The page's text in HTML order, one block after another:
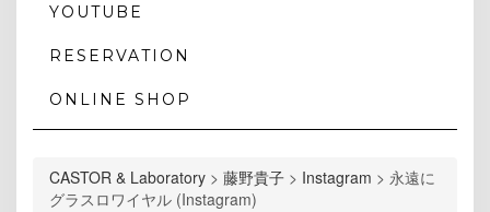
YOUTUBE
RESERVATION
ONLINE SHOP
CASTOR & Laboratory > 藤野貴子 > Instagram > 永遠に
グラスロワイヤル (Instagram)